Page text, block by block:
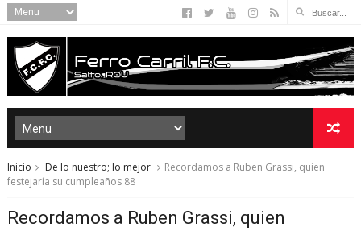
Inicio De lo nuestro; lo mejor
Recordamos a Ruben Grassi, quien
festejaría su cumpleaños 88
Recordamos a Ruben Grassi, quien